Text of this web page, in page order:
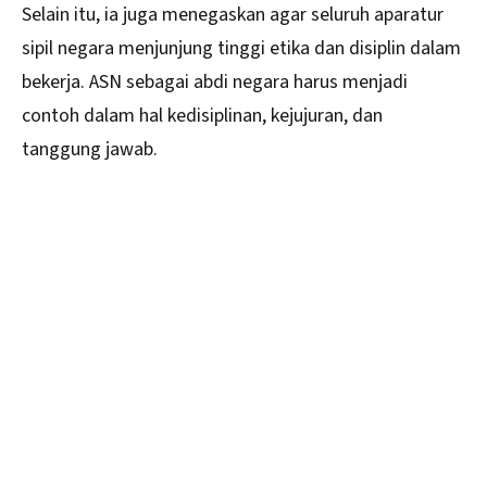
Selain itu, ia juga menegaskan agar seluruh aparatur
sipil negara menjunjung tinggi etika dan disiplin dalam
bekerja. ASN sebagai abdi negara harus menjadi
contoh dalam hal kedisiplinan, kejujuran, dan
tanggung jawab.